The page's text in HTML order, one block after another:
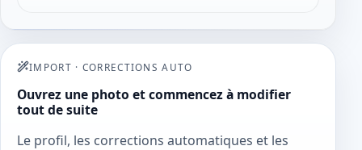
IMPORT · CORRECTIONS AUTO
Ouvrez une photo et commencez à modifier
tout de suite
Le profil, les corrections automatiques et les